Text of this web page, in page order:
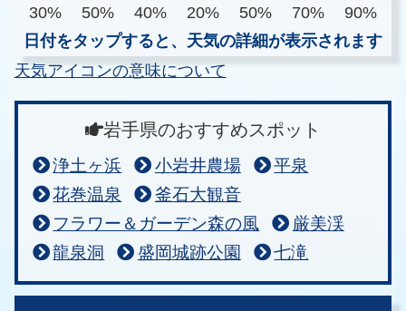
30%
50% 40% 20% 50% 70%
90%
日付をタップすると、天気の詳細が表示されます
天気アイコンの意味について
岩手県のおすすめスポット
浄土ヶ浜 小岩井農場
平泉
花巻温泉
釜石大観音
フラワー＆ガーデン森の風
厳美渓
龍泉洞
盛岡城跡公園 七滝